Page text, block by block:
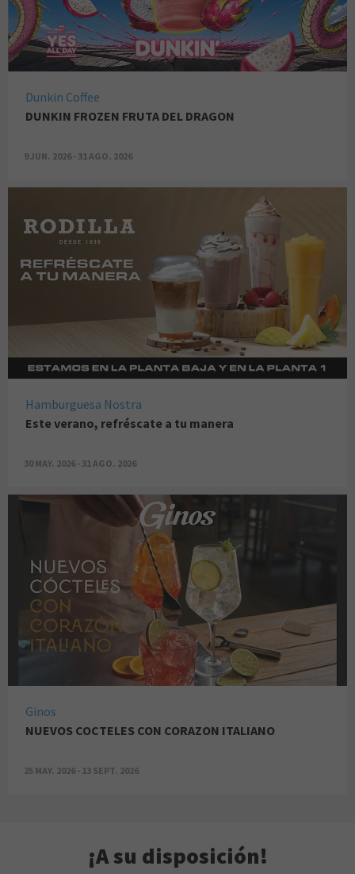
Dunkin Coffee
DUNKIN FROZEN FRUTA DEL DRAGON
9 JUN. 2026 - 31 AGO. 2026
Hamburguesa Nostra
Este verano, refréscate a tu manera
30 MAY. 2026 - 31 AGO. 2026
Ginos
NUEVOS COCTELES CON CORAZON ITALIANO
25 MAY. 2026 - 13 SEPT. 2026
¡A su disposición!